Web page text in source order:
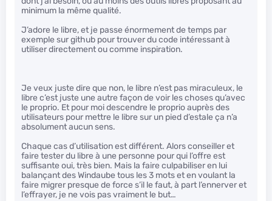
minimum la même qualité.
J’adore le libre, et je passe énormement de temps par
exemple sur github pour trouver du code intéressant à
utiliser directement ou comme inspiration.
Je veux juste dire que non, le libre n’est pas miraculeux, le
libre c’est juste une autre façon de voir les choses qu’avec
le proprio. Et pour moi descendre le proprio auprès des
utilisateurs pour mettre le libre sur un pied d’estale ça n’a
absolument aucun sens.
Chaque cas d’utilisation est différent. Alors conseiller et
faire tester du libre à une personne pour qui l’offre est
suffisante oui, très bien. Mais la faire culpabiliser en lui
balançant des Windaube tous les 3 mots et en voulant la
faire migrer presque de force s’il le faut, à part l’ennerver et
l’effrayer, je ne vois pas vraiment le but…